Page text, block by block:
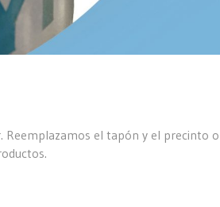
el tapón y el precinto